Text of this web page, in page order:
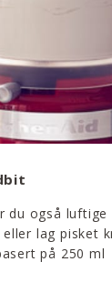
du også luftige
lag pisket
på 250 ml